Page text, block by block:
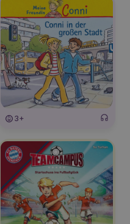
3+